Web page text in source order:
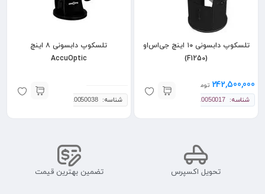
تلسکوپ دابسونی ۱۰ اینچ جی‌اس‌او
(F1250)
242,500,000 تومان
شناسه: 10050017
تلسکوپ دابسونی ۸ اینچ
AccuOptic
شناسه: 10050038
تحویل اکسپرس تضمین بهترین قیمت